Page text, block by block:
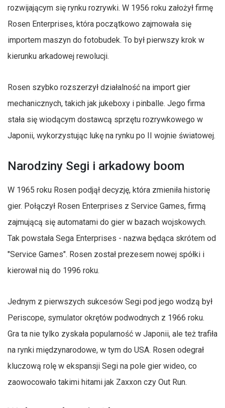
rozwijającym się rynku rozrywki. W 1956 roku założył firmę
Rosen Enterprises, która początkowo zajmowała się
importem maszyn do fotobudek. To był pierwszy krok w
kierunku arkadowej rewolucji.
Rosen szybko rozszerzył działalność na import gier
mechanicznych, takich jak jukeboxy i pinballe. Jego firma
stała się wiodącym dostawcą sprzętu rozrywkowego w
Japonii, wykorzystując lukę na rynku po II wojnie światowej.
Narodziny Segi i arkadowy boom
W 1965 roku Rosen podjął decyzję, która zmieniła historię
gier. Połączył Rosen Enterprises z Service Games, firmą
zajmującą się automatami do gier w bazach wojskowych.
Tak powstała Sega Enterprises - nazwa będąca skrótem od
"Service Games". Rosen został prezesem nowej spółki i
kierował nią do 1996 roku.
Jednym z pierwszych sukcesów Segi pod jego wodzą był
Periscope, symulator okrętów podwodnych z 1966 roku.
Gra ta nie tylko zyskała popularność w Japonii, ale też trafiła
na rynki międzynarodowe, w tym do USA. Rosen odegrał
kluczową rolę w ekspansji Segi na pole gier wideo, co
zaowocowało takimi hitami jak Zaxxon czy Out Run.